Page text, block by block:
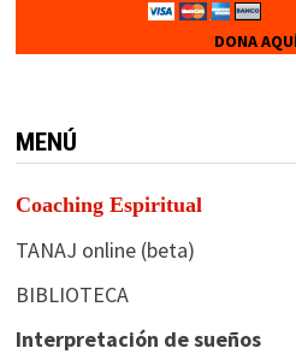
DONA
MENÚ
Coaching Espiritual
TANAJ online (beta)
BIBLIOTECA
Interpretación de sueños